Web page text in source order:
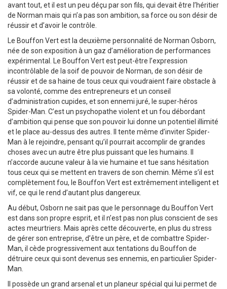
avant tout, et il est un peu déçu par son fils, qui devait être l’héritier
de Norman mais qui n’a pas son ambition, sa force ou son désir de
réussir et d’avoir le contrôle.
Le Bouffon Vert est la deuxième personnalité de Norman Osborn,
née de son exposition à un gaz d’amélioration de performances
expérimental. Le Bouffon Vert est peut-être l’expression
incontrôlable de la soif de pouvoir de Norman, de son désir de
réussir et de sa haine de tous ceux qui voudraient faire obstacle à
sa volonté, comme des entrepreneurs et un conseil
d’administration cupides, et son ennemi juré, le super-héros
Spider-Man. C’est un psychopathe violent et un fou débordant
d’ambition qui pense que son pouvoir lui donne un potentiel illimité
et le place au-dessus des autres. Il tente même d’inviter Spider-
Man à le rejoindre, pensant qu’il pourrait accomplir de grandes
choses avec un autre être plus puissant que les humains. Il
n’accorde aucune valeur à la vie humaine et tue sans hésitation
tous ceux qui se mettent en travers de son chemin. Même s’il est
complètement fou, le Bouffon Vert est extrêmement intelligent et
vif, ce qui le rend d’autant plus dangereux.
Au début, Osborn ne sait pas que le personnage du Bouffon Vert
est dans son propre esprit, et il n’est pas non plus conscient de ses
actes meurtriers. Mais après cette découverte, en plus du stress
de gérer son entreprise, d’être un père, et de combattre Spider-
Man, il cède progressivement aux tentations du Bouffon de
détruire ceux qui sont devenus ses ennemis, en particulier Spider-
Man.
Il possède un grand arsenal et un planeur spécial qui lui permet de